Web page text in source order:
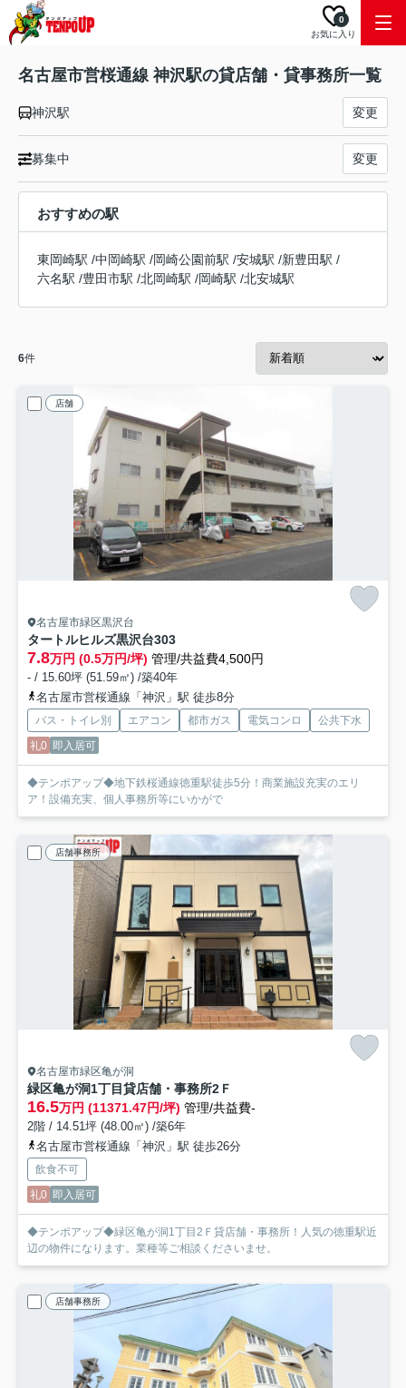
お気に入り
0
名古屋市営桜通線 神沢駅の貸店舗・貸事務所一覧
神沢駅 変更
募集中 変更
おすすめの駅
東岡崎駅 /中岡崎駅 /岡崎公園前駅 /安城駅 /新豊田駅 /
六名駅 /豊田市駅 /北岡崎駅 /岡崎駅 /北安城駅
6件
店舗
名古屋市緑区黒沢台
タートルヒルズ黒沢台303
7.8万円 (0.5万円/坪) 管理/共益費4,500円
- / 15.60坪 (51.59㎡) /築40年
名古屋市営桜通線「神沢」駅 徒歩8分
バス・トイレ別 エアコン 都市ガス 電気コンロ
公共下水
礼0 即入居可
◆テンポアップ◆地下鉄桜通線徳重駅徒歩5分！商業施設充実のエリ
ア！設備充実、個人事務所等にいかがで
店舗事務所
名古屋市緑区亀が洞
緑区亀が洞1丁目貸店舗・事務所2Ｆ
16.5万円 (11371.47円/坪) 管理/共益費-
2階 / 14.51坪 (48.00㎡) /築6年
名古屋市営桜通線「神沢」駅 徒歩26分
飲食不可
礼0 即入居可
◆テンポアップ◆緑区亀が洞1丁目2Ｆ貸店舗・事務所！人気の徳重駅近
辺の物件になります。業種等ご相談くださいませ。
店舗事務所